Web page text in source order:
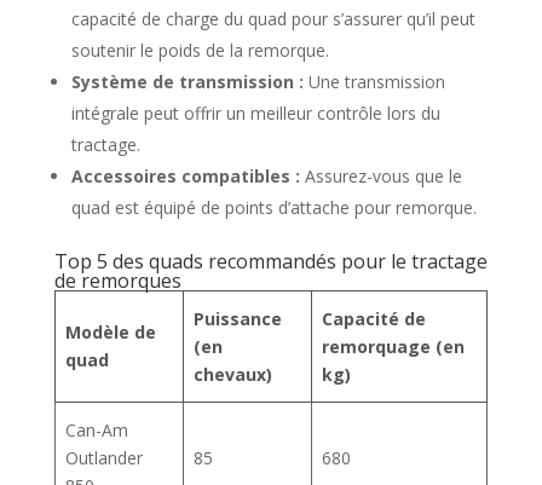
capacité de charge du quad pour s’assurer qu’il peut
soutenir le poids de la remorque.
Système de transmission : Une transmission
intégrale peut offrir un meilleur contrôle lors du
tractage.
Accessoires compatibles : Assurez-vous que le
quad est équipé de points d’attache pour remorque.
Top 5 des quads recommandés pour le tractage
de remorques
Modèle de
quad
Puissance
(en
chevaux)
Capacité de
remorquage (en
kg)
Can-Am
Outlander
85 680